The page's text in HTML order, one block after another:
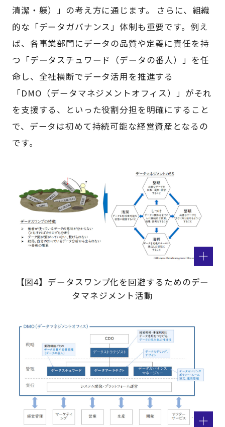
清潔・躾）」の考え方に通じます。 さらに、組織
的な「データガバナンス」体制も重要です。例え
ば、各事業部門にデータの品質や定義に責任を持
つ「データスチュワード（データの番人）」を任
命し、全社横断でデータ活用を推進する
「DMO（データマネジメントオフィス）」がそれ
を支援する、といった役割分担を明確にすること
で、データは初めて持続可能な経営資産となるの
です。
【図4】データスワンプ化を回避するためのデー
タマネジメント活動